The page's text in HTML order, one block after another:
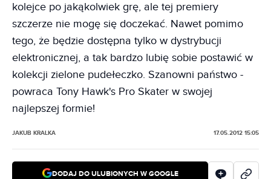
kolejce po jakąkolwiek grę, ale tej premiery
szczerze nie mogę się doczekać. Nawet pomimo
tego, że będzie dostępna tylko w dystrybucji
elektronicznej, a tak bardzo lubię sobie postawić w
kolekcji zielone pudełeczko. Szanowni państwo -
powraca Tony Hawk's Pro Skater w swojej
najlepszej formie!
JAKUB KRALKA 17.05.2012 15:05
DODAJ DO ULUBIONYCH W GOOGLE